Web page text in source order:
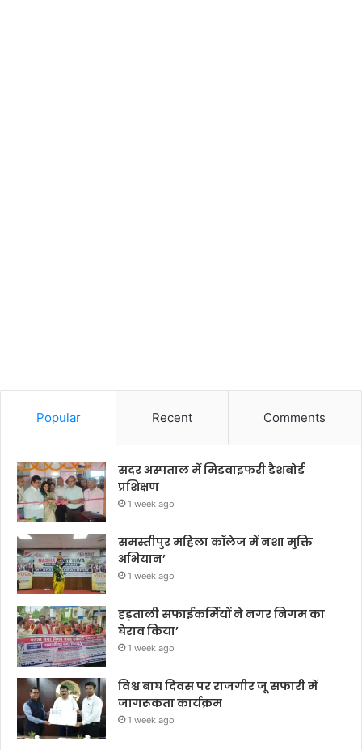
Popular Recent Comments
सदर अस्पताल में मिडवाइफरी डैशबोर्ड
प्रशिक्षण
1 week ago
समस्तीपुर महिला कॉलेज में नशा मुक्ति
अभियान’
1 week ago
हड़ताली सफाईकर्मियों ने नगर निगम का
घेराव किया’
1 week ago
विश्व बाघ दिवस पर राजगीर जू सफारी में
जागरूकता कार्यक्रम
1 week ago